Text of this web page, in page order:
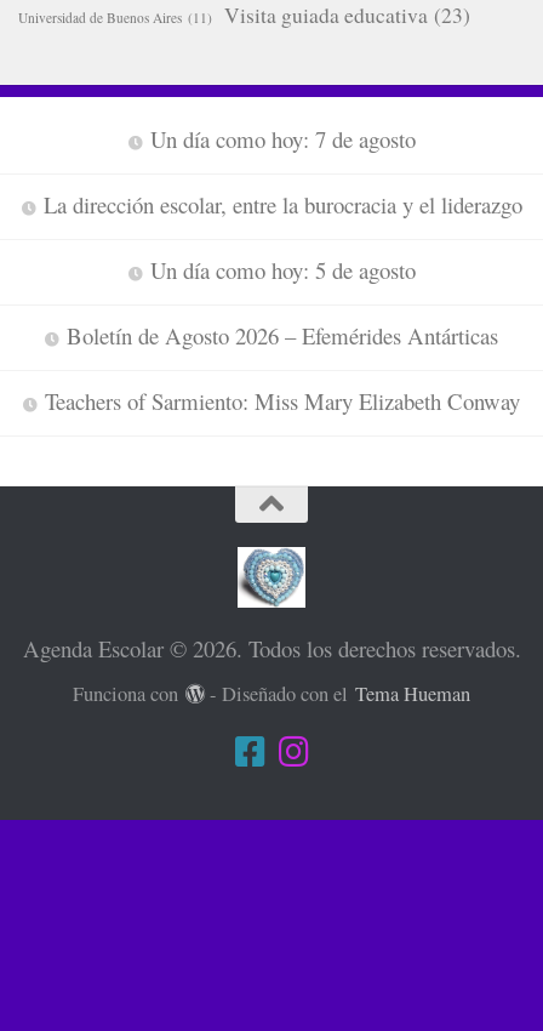
Universidad de Buenos Aires (11) Visita guiada educativa (23)
Un día como hoy: 7 de agosto
La dirección escolar, entre la burocracia y el liderazgo
Un día como hoy: 5 de agosto
Boletín de Agosto 2026 – Efemérides Antárticas
Teachers of Sarmiento: Miss Mary Elizabeth Conway
Agenda Escolar © 2026. Todos los derechos reservados.
Funciona con - Diseñado con elTema Hueman